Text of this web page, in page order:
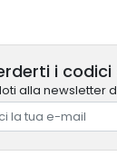
i
alla newsletter